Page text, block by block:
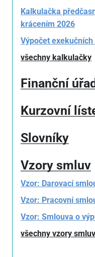
Kalkulačka
krácením 2026
Výpočet
všechny kalkulačky
Finanční
Kurzovní
Slovníky
Vzory smluv
Vzor: Darovací
Vzor: Pracovní
Vzor: Smlouva o
všechny vzory smluv